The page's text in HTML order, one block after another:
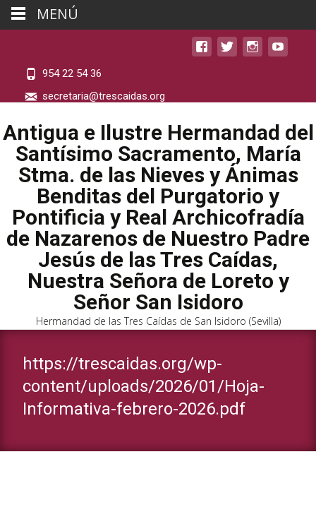
954 22 54 36
secretaria@trescaidas.org
Antigua e Ilustre Hermandad del
Santísimo Sacramento, María
Stma. de las Nieves y Ánimas
Benditas del Purgatorio y
Pontificia y Real Archicofradía
de Nazarenos de Nuestro Padre
Jesús de las Tres Caídas,
Nuestra Señora de Loreto y
Señor San Isidoro
Hermandad de las Tres Caídas de San Isidoro (Sevilla)
https://trescaidas.org/wp-
content/uploads/2026/01/Hoja-
Informativa-febrero-2026.pdf
MENÚ